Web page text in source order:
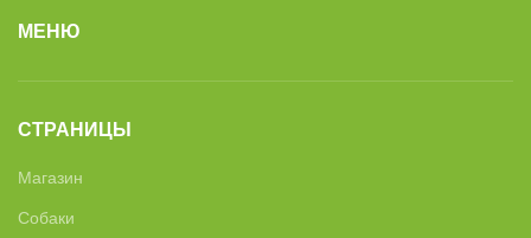
МЕНЮ
СТРАНИЦЫ
Магазин
Собаки